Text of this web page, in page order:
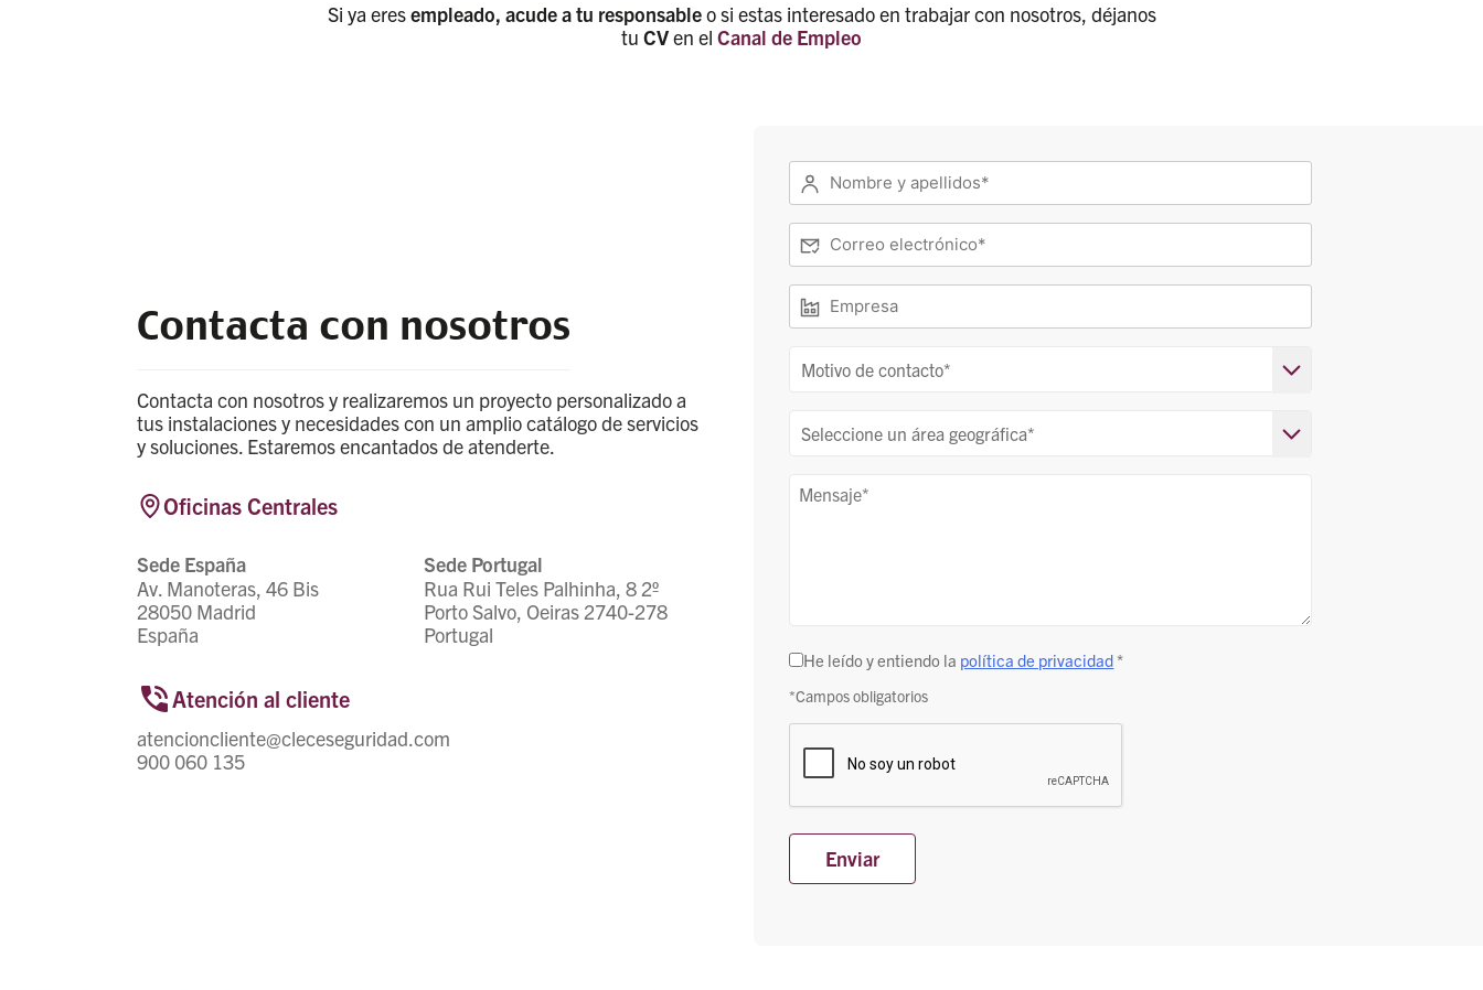
Si ya eresempleado, acude a tu responsableo si estas interesado en trabajar con nosotros, déjanos
tu CVen el Canal de Empleo
Contacta con nosotros
Contacta con nosotros y realizaremos un proyecto personalizado a
tus instalaciones y necesidades con un amplio catálogo de servicios
y soluciones. Estaremos encantados de atenderte.
Oficinas Centrales
Sede España
Av. Manoteras, 46 Bis
28050 Madrid
España
Sede Portugal
Rua Rui Teles Palhinha, 8 2º
Porto Salvo, Oeiras 2740-278
Portugal
Atención al cliente
atencioncliente@cleceseguridad.com
900 060 135
Nombre
apellidos
(Obligatorio)
Correo
electrónico*
Empresa
Motivo
(Obligatorio)
Motivo de contacto*
Seleccione
geográfica
Seleccione un área geográfica*
Mensaje
Checkbox
He leído y entiendo la política de privacidad *
*Campos obligatorios